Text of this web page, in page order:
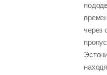
через